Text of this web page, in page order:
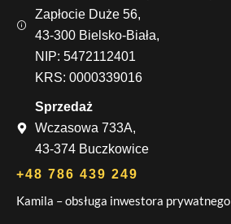
Zapłocie Duże 56,
43-300 Bielsko-Biała,
NIP: 5472112401
KRS: 0000339016
Sprzedaż
Wczasowa 733A,
43-374 Buczkowice
+48 786 439 249
Kamila – obsługa inwestora prywatnego